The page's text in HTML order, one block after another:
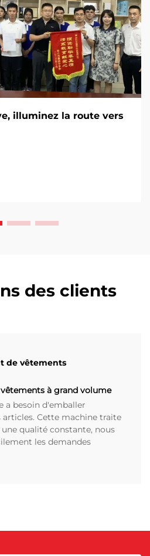
illuminez la route vers
des clients
de vêtements
à grand volume
a besoin d'emballer
Cette machine traite
qualité constante, nous
les demandes